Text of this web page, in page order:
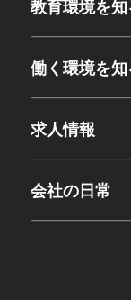
教育環境を知
働く環境を知
求人情報
会社の日常